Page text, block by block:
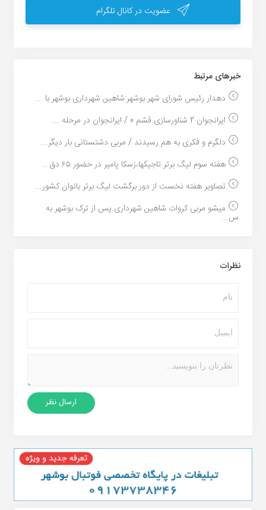
عضویت در کانال تلگرام
خبر‌های مرتبط
دهدار رئیس شورای شهر بوشهر:شاهین شهرداری بوشهر با ...
ایرانجوان 2 شناورسازی قشم 0 / ایرانجوان در مرحله ...
دلگرم و فکری به هم رسیدند / مربی دشتستانی بار دیگر...
هفته سوم لیگ برتر تاجیکها،زسکا پامیر در حضور ۶۵ دق...
تصاویر هفته نخست از دور برگشت لیگ برتر بانوان کشور...
میشو مربی کروات شاهین شهرداری پس از ترک بوشهر به
س...
نظرات